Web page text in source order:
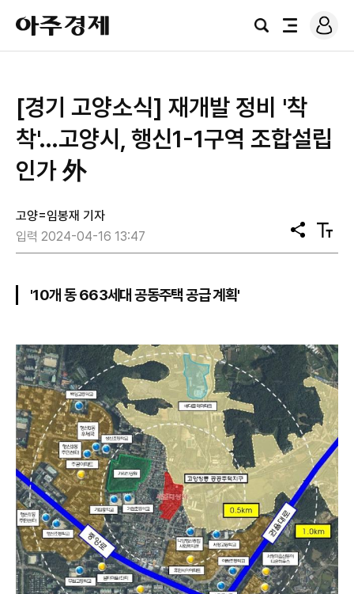
아
주
경
검
전
로
그
[경기 고양소식] 재개발 정비 '착
착'…고양시, 행신1-1구역 조합설립
인가 外
고양=임봉재 기자
입력 2024-04-16 13:47
공
유
텍
스
'10개 동 663세대 공동주택 공급 계획'